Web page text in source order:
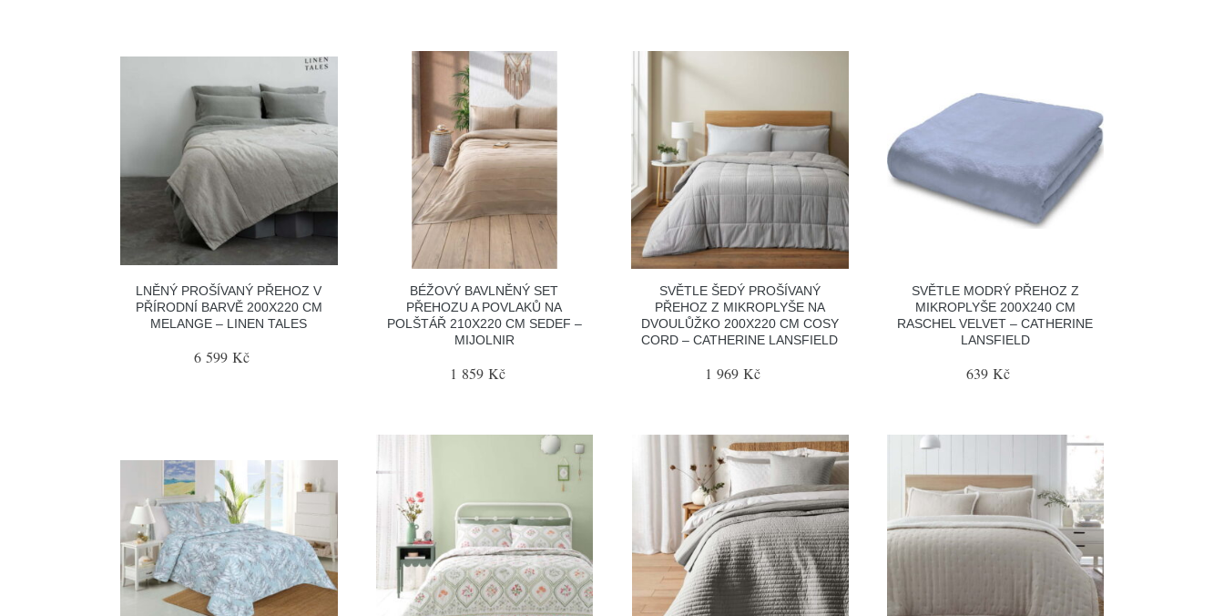
LNĚNÝ PROŠÍVANÝ PŘEHOZ V
PŘÍRODNÍ BARVĚ 200X220 CM
MELANGE – LINEN TALES
6 599 Kč
BÉŽOVÝ BAVLNĚNÝ SET
PŘEHOZU A POVLAKŮ NA
POLŠTÁŘ 210X220 CM SEDEF –
MIJOLNIR
1 859 Kč
SVĚTLE ŠEDÝ PROŠÍVANÝ
PŘEHOZ Z MIKROPLYŠE NA
DVOULŮŽKO 200X220 CM COSY
CORD – CATHERINE LANSFIELD
1 969 Kč
SVĚTLE MODRÝ PŘEHOZ Z
MIKROPLYŠE 200X240 CM
RASCHEL VELVET – CATHERINE
LANSFIELD
639 Kč